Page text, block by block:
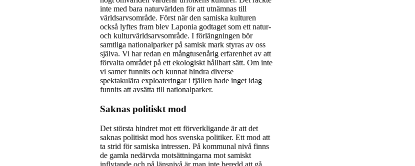
inte med bara naturvärlden för att utnämnas till
världsarvsområde. Först när den samiska kulturen
också lyftes fram blev Laponia godtaget som ett natur-
och kulturvärldsarvsområde. I förlängningen bör
samtliga nationalparker på samisk mark styras av oss
själva. Vi har redan en mångtusenårig erfarenhet av att
förvalta området på ett ekologiskt hållbart sätt. Om inte
vi samer funnits och kunnat hindra diverse
spektakulära exploateringar i fjällen hade inget idag
funnits att avsätta till nationalparker.
Saknas politiskt mod
Det största hindret mot ett förverkligande är att det
saknas politiskt mod hos svenska politiker. Ett mod att
ta strid för samiska intressen. På kommunal nivå finns
de gamla nedärvda motsättningarna mot samiskt
inflytande och på länsnivå är man inte beredd att gå